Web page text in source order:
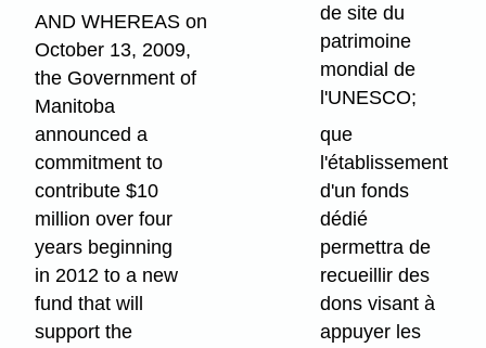
AND WHEREAS on
October 13, 2009,
the Government of
Manitoba
announced a
commitment to
contribute $10
million over four
years beginning
in 2012 to a new
fund that will
support the
de site du
patrimoine
mondial de
l'UNESCO;
que
l'établissement
d'un fonds
dédié
permettra de
recueillir des
dons visant à
appuyer les